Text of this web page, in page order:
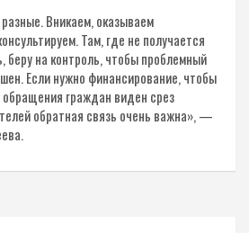
Вникаем, оказываем
Там, где не получается
беру на контроль, чтобы проблемный
Если нужно финансирование, чтобы
обращения граждан виден срез
обратная связь очень важна», —